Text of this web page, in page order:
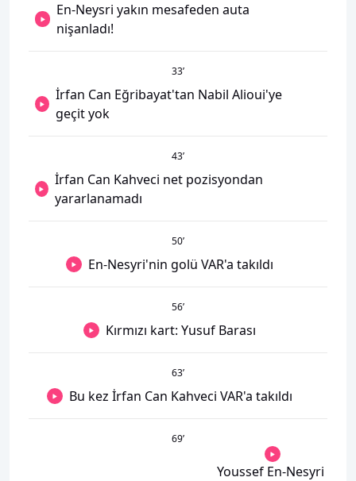
En-Neysri yakın mesafeden auta
nişanladı!
33’
İrfan Can Eğribayat'tan Nabil Alioui'ye
geçit yok
43’
İrfan Can Kahveci net pozisyondan
yararlanamadı
50’
En-Nesyri'nin golü VAR'a takıldı
56’
Kırmızı kart: Yusuf Barası
63’
Bu kez İrfan Can Kahveci VAR'a takıldı
69’
Youssef En-Nesyri